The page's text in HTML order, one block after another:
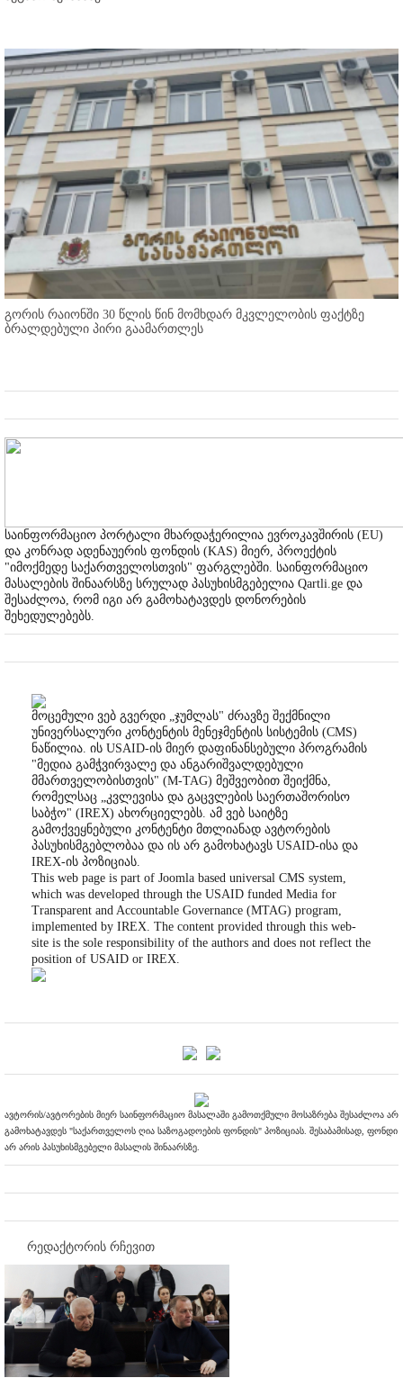
გორის რაიონში 30 წლის წინ მომხდარ მკვლელობის ფაქტზე
ბრალდებული პირი გაამართლეს
საინფორმაციო პორტალი მხარდაჭერილია ევროკავშირის (EU)
და კონრად ადენაუერის ფონდის (KAS) მიერ, პროექტის
"იმოქმედე საქართველოსთვის" ფარგლებში. საინფორმაციო
მასალების შინაარსზე სრულად პასუხისმგებელია Qartli.ge და
შესაძლოა, რომ იგი არ გამოხატავდეს დონორების
შეხედულებებს.
მოცემული ვებ გვერდი „ჯუმლას" ძრავზე შექმნილი
უნივერსალური კონტენტის მენეჯმენტის სისტემის (CMS)
ნაწილია. ის USAID-ის მიერ დაფინანსებული პროგრამის
"მედია გამჭვირვალე და ანგარიშვალდებული
მმართველობისთვის" (M-TAG) მეშვეობით შეიქმნა,
რომელსაც „კვლევისა და გაცვლების საერთაშორისო
საბჭო" (IREX) ახორციელებს. ამ ვებ საიტზე
გამოქვეყნებული კონტენტი მთლიანად ავტორების
პასუხისმგებლობაა და ის არ გამოხატავს USAID-ისა და
IREX-ის პოზიციას.
This web page is part of Joomla based universal CMS system,
which was developed through the USAID funded Media for
Transparent and Accountable Governance (MTAG) program,
implemented by IREX. The content provided through this web-
site is the sole responsibility of the authors and does not reflect the
position of USAID or IREX.
ავტორის/ავტორების მიერ საინფორმაციო მასალაში გამოთქმული მოსაზრება შესაძლოა არ
გამოხატავდეს "საქართველოს ღია საზოგადოების ფონდის" პოზიციას. შესაბამისად, ფონდი
არ არის პასუხისმგებელი მასალის შინაარსზე.
რედაქტორის რჩევით